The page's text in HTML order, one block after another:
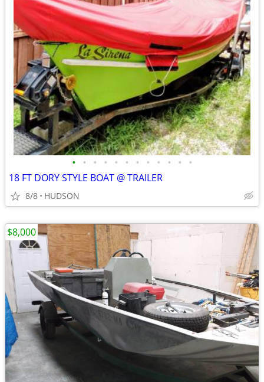
• • • • • • • • • • • •
18 FT DORY STYLE BOAT @ TRAILER
8/8 HUDSON
$8,000